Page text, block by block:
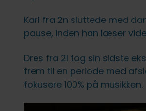
Karl fra 2n sluttede med
pause, inden han læser
Dres fra 2l tog sin sidste
frem til en periode med
fokusere 100% på musikken.
fællesskab uden forstyrrelser
FVU (forb. voksenundervisning)
IT på fjernundervisning
Ledige stillinger
Lovpligtige oplysninger